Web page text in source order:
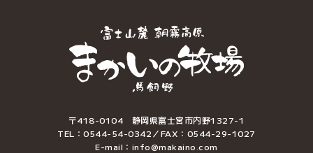
〒418-0104 静岡県富士宮市内野1327-1
TEL：0544-54-0342／FAX：0544-29-1027
E-mail：info@makaino.com